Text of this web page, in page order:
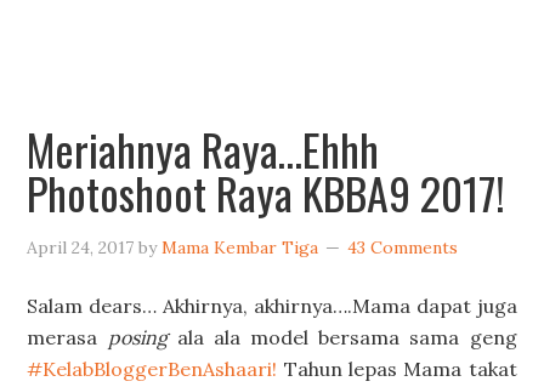
Meriahnya Raya…Ehhh
Photoshoot Raya KBBA9 2017!
April 24, 2017 byMama Kembar Tiga 43 Comments
Salam dears… Akhirnya, akhirnya….Mama dapat juga
merasa posingala ala model bersama sama geng
#KelabBloggerBenAshaari! Tahun lepas Mama takat